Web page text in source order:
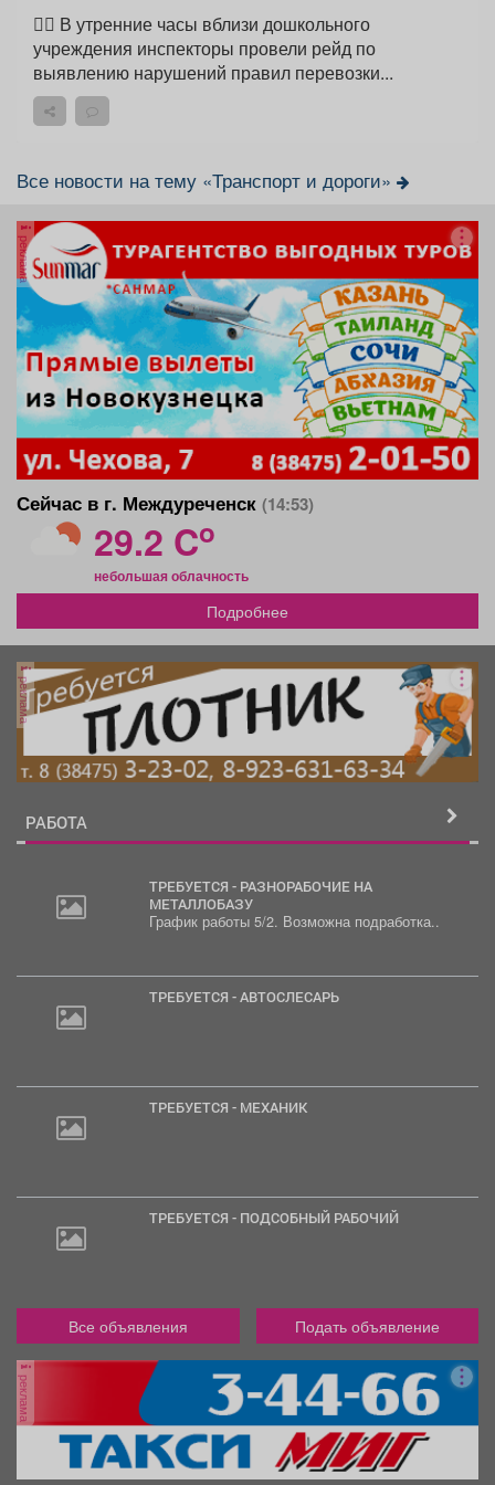
👮‍♂ В утренние часы вблизи дошкольного
учреждения инспекторы провели рейд по
выявлению нарушений правил перевозки...
Все новости на тему «Транспорт и дороги»
реклама
Сейчас в г. Междуреченск (14:53)
29.2 Co
небольшая облачность
Подробнее
реклама
РАБОТА
ТРЕБУЕТСЯ - РАЗНОРАБОЧИЕ НА
МЕТАЛЛОБАЗУ
График работы 5/2. Возможна подработка..
ТРЕБУЕТСЯ - АВТОСЛЕСАРЬ
ТРЕБУЕТСЯ - МЕХАНИК
ТРЕБУЕТСЯ - ПОДСОБНЫЙ РАБОЧИЙ
Все объявления Подать объявление
реклама